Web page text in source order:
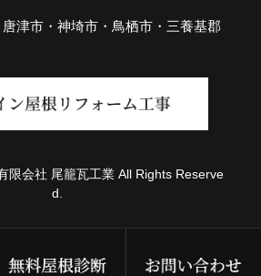
津市・神埼市・鳥栖市・三養基郡
限会社 尾籠瓦工業 All Rights Reserve
d.